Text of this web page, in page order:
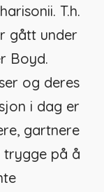
T.h.
gått under
Boyd.
og deres
i dag er
gartnere
på å